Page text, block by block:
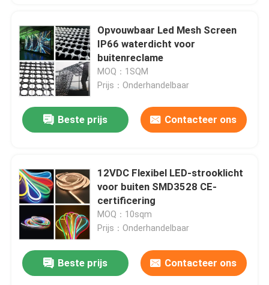
Opvouwbaar Led Mesh Screen
IP66 waterdicht voor
buitenreclame
MOQ：1SQM
Prijs：Onderhandelbaar
Beste prijs Contacteer ons
12VDC Flexibel LED-strooklicht
voor buiten SMD3528 CE-
certificering
MOQ：10sqm
Prijs：Onderhandelbaar
Beste prijs Contacteer ons